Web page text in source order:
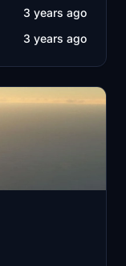
3 years ago
3 years ago